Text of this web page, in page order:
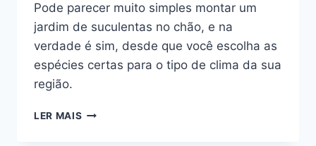
Pode parecer muito simples montar um
jardim de suculentas no chão, e na
verdade é sim, desde que você escolha as
espécies certas para o tipo de clima da sua
região.
LER MAIS JARDIM